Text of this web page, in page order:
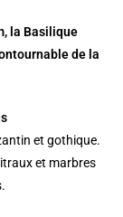
la Basilique
de la
et gothique.
et marbres